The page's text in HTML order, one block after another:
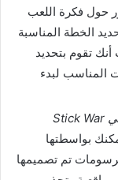
حول فكرة اللعب
الخطة المناسبة
تقوم بتحديد
المناسب لبدء
لعبة رجال العصي Stick War
بواسطتها
تم تصميمها